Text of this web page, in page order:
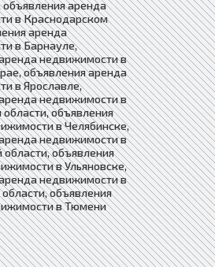
аренда
в Краснодарском
аренда
в Барнауле,
недвижимости в
объявления аренда
в Ярославле,
недвижимости в
области, объявления
в Челябинске,
недвижимости в
области, объявления
в Ульяновске,
недвижимости в
объявления
в Тюмени